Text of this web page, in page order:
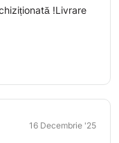
!Livrare
16 Decembrie '25